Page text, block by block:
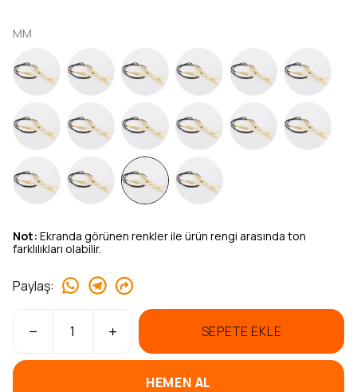
MM
Not: Ekranda görünen renkler ile ürün rengi arasında ton
farklılıkları olabilir.
Paylaş:
SEPETE EKLE
HEMEN AL